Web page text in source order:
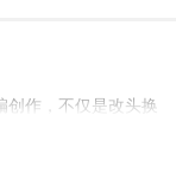
，不仅是改头换